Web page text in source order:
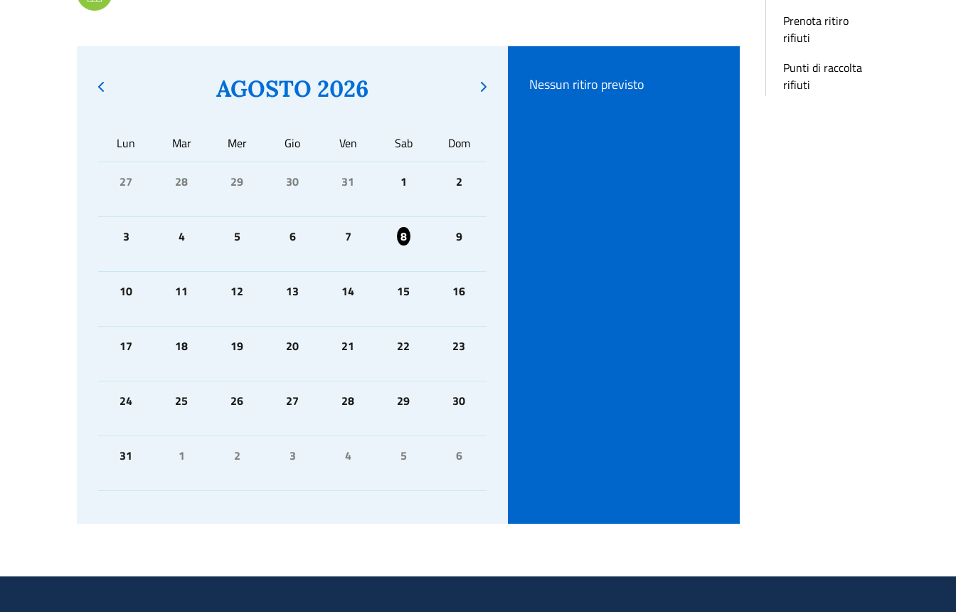
AGOSTO 2026
Lun Mar Mer Gio Ven Sab Dom
27 28 29 30 31 1 2
3 4 5 6 7 8 9
10 11 12 13 14 15 16
17 18 19 20 21 22 23
24 25 26 27 28 29 30
31 1 2 3 4 5 6
Nessun ritiro previsto
Prenota ritiro
rifiuti
Punti di raccolta
rifiuti